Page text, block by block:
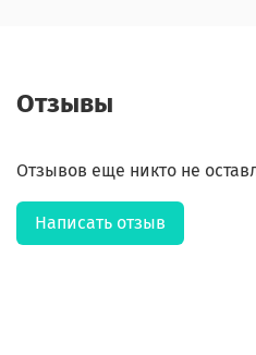
Отзывы
Отзывов еще никто не
Написать отзыв